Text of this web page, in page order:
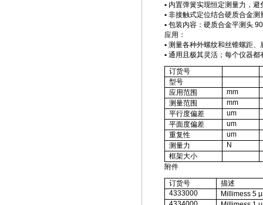
• 内置弹簧实现恒定测量力，避
• 非接触式定位结合硬质合金测
• 包装内容：硬质合金平测头
应用：
• 测量各种外螺纹和丝锥螺距、
• 通用且极其灵活；每个仪器都
订货号
型号
应用范围
mm
测量范围
mm
平行度偏差
um
平面度偏差
um
重复性
um
测量力
N
框架大小
附件
订货号
描述
4333000
Millimess 5